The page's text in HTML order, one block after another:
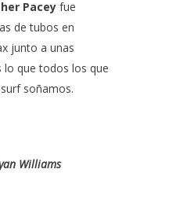
Pacey fue
de tubos en
junto a unas
lo que todos los que
soñamos.
Williams